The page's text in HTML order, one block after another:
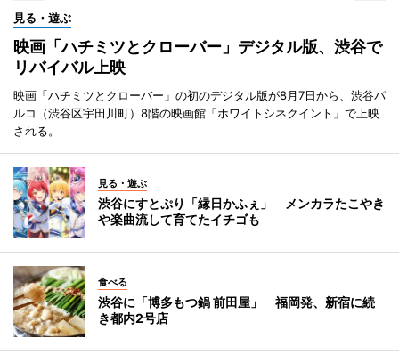
見る・遊ぶ
映画「ハチミツとクローバー」デジタル版、渋谷で
リバイバル上映
映画「ハチミツとクローバー」の初のデジタル版が8月7日から、渋谷パ
ルコ（渋谷区宇田川町）8階の映画館「ホワイトシネクイント」で上映
される。
見る・遊ぶ
渋谷にすとぷり「縁日かふぇ」 メンカラたこやき
や楽曲流して育てたイチゴも
食べる
渋谷に「博多もつ鍋 前田屋」 福岡発、新宿に続
き都内2号店